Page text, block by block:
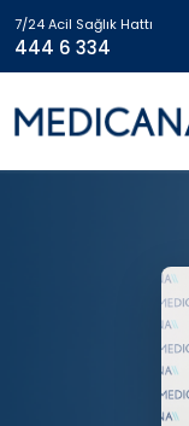
7/24 Acil Sağlık Hattı
444 6 334